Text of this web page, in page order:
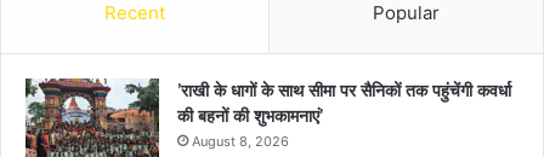
Recent Popular
’राखी के धागों के साथ सीमा पर सैनिकों तक पहुंचेंगी कवर्धा
की बहनों की शुभकामनाएं’
August 8, 2026